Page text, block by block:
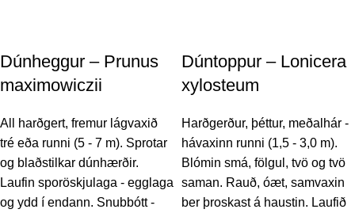
Dúnheggur – Prunus
maximowiczii
All harðgert, fremur lágvaxið
tré eða runni (5 - 7 m). Sprotar
og blaðstilkar dúnhærðir.
Laufin sporöskjulaga - egglaga
og ydd í endann. Snubbótt -
Dúntoppur – Lonicera
xylosteum
Harðgerður, þéttur, meðalhár -
hávaxinn runni (1,5 - 3,0 m).
Blómin smá, fölgul, tvö og tvö
saman. Rauð, óæt, samvaxin
ber þroskast á haustin. Laufið